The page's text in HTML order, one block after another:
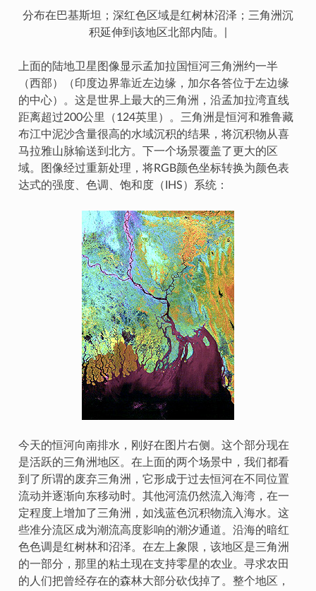
分布在巴基斯坦；深红色区域是红树林沼泽；三角洲沉
积延伸到该地区北部内陆。|
上面的陆地卫星图像显示孟加拉国恒河三角洲约一半
（西部）（印度边界靠近左边缘，加尔各答位于左边缘
的中心）。这是世界上最大的三角洲，沿孟加拉湾直线
距离超过200公里（124英里）。三角洲是恒河和雅鲁藏
布江中泥沙含量很高的水域沉积的结果，将沉积物从喜
马拉雅山脉输送到北方。下一个场景覆盖了更大的区
域。图像经过重新处理，将RGB颜色坐标转换为颜色表
达式的强度、色调、饱和度（IHS）系统：
今天的恒河向南排水，刚好在图片右侧。这个部分现在
是活跃的三角洲地区。在上面的两个场景中，我们都看
到了所谓的废弃三角洲，它形成于过去恒河在不同位置
流动并逐渐向东移动时。其他河流仍然流入海湾，在一
定程度上增加了三角洲，如浅蓝色沉积物流入海水。这
些准分流区成为潮流高度影响的潮汐通道。沿海的暗红
色色调是红树林和沼泽。在左上象限，该地区是三角洲
的一部分，那里的粘土现在支持零星的农业。寻求农田
的人们把曾经存在的森林大部分砍伐掉了。整个地区，